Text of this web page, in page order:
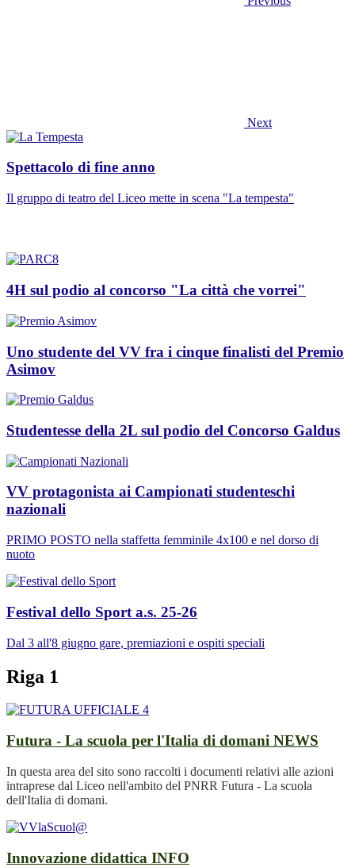
Next
Spettacolo di fine anno
Il gruppo di teatro del Liceo mette in scena "La tempesta"
4H sul podio al concorso "La città che vorrei"
Uno studente del VV fra i cinque finalisti del Premio
Asimov
Studentesse della 2L sul podio del Concorso Galdus
VV protagonista ai Campionati studenteschi
nazionali
PRIMO POSTO nella staffetta femminile 4x100 e nel dorso di
nuoto
Festival dello Sport a.s. 25-26
Dal 3 all'8 giugno gare, premiazioni e ospiti speciali
Riga 1
Futura - La scuola per l'Italia di domani NEWS
In questa area del sito sono raccolti i documenti relativi alle azioni
intraprese dal Liceo nell'ambito del PNRR Futura - La scuola
dell'Italia di domani.
Innovazione didattica INFO